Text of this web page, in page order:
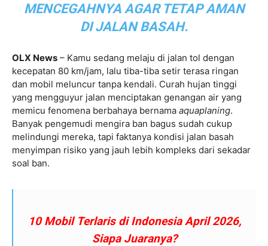
MENCEGAHNYA AGAR TETAP AMAN
DI JALAN BASAH.
OLX News – Kamu sedang melaju di jalan tol dengan
kecepatan 80 km/jam, lalu tiba-tiba setir terasa ringan
dan mobil meluncur tanpa kendali. Curah hujan tinggi
yang mengguyur jalan menciptakan genangan air yang
memicu fenomena berbahaya bernama aquaplaning.
Banyak pengemudi mengira ban bagus sudah cukup
melindungi mereka, tapi faktanya kondisi jalan basah
menyimpan risiko yang jauh lebih kompleks dari sekadar
soal ban.
10 Mobil Terlaris di Indonesia April 2026,
Siapa Juaranya?